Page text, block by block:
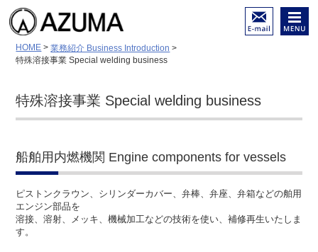
陸舶用内燃機関 各種部品
（摩耗・亀裂・破損）等の
修理と再生
溶射－面研磨／ホーニング
加工
HOME >業務紹介 Business Introduction >
特殊溶接事業 Special welding business
特殊溶接事業 Special welding business
船舶用内燃機関 Engine components for vessels
ピストンクラウン、シリンダーカバー、弁棒、弁座、弁箱などの舶用
エンジン部品を
溶接、溶射、メッキ、機械加工などの技術を使い、補修再生いたしま
す。